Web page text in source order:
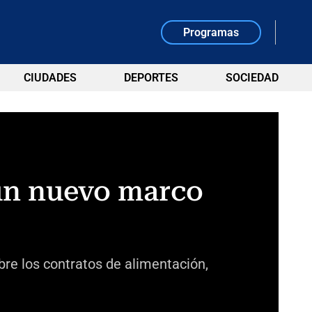
Programas
CIUDADES DEPORTES SOCIEDAD
nuevo marco
los contratos de alimentación,